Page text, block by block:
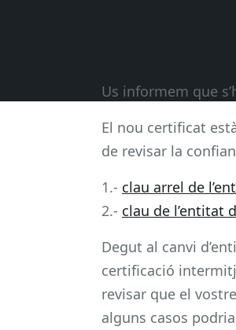
Us informem que
El nou certificat
de revisar la
1.- clau arrel de
2.- clau de l’entitat
Degut al canvi
certificació
revisar que el
alguns casos